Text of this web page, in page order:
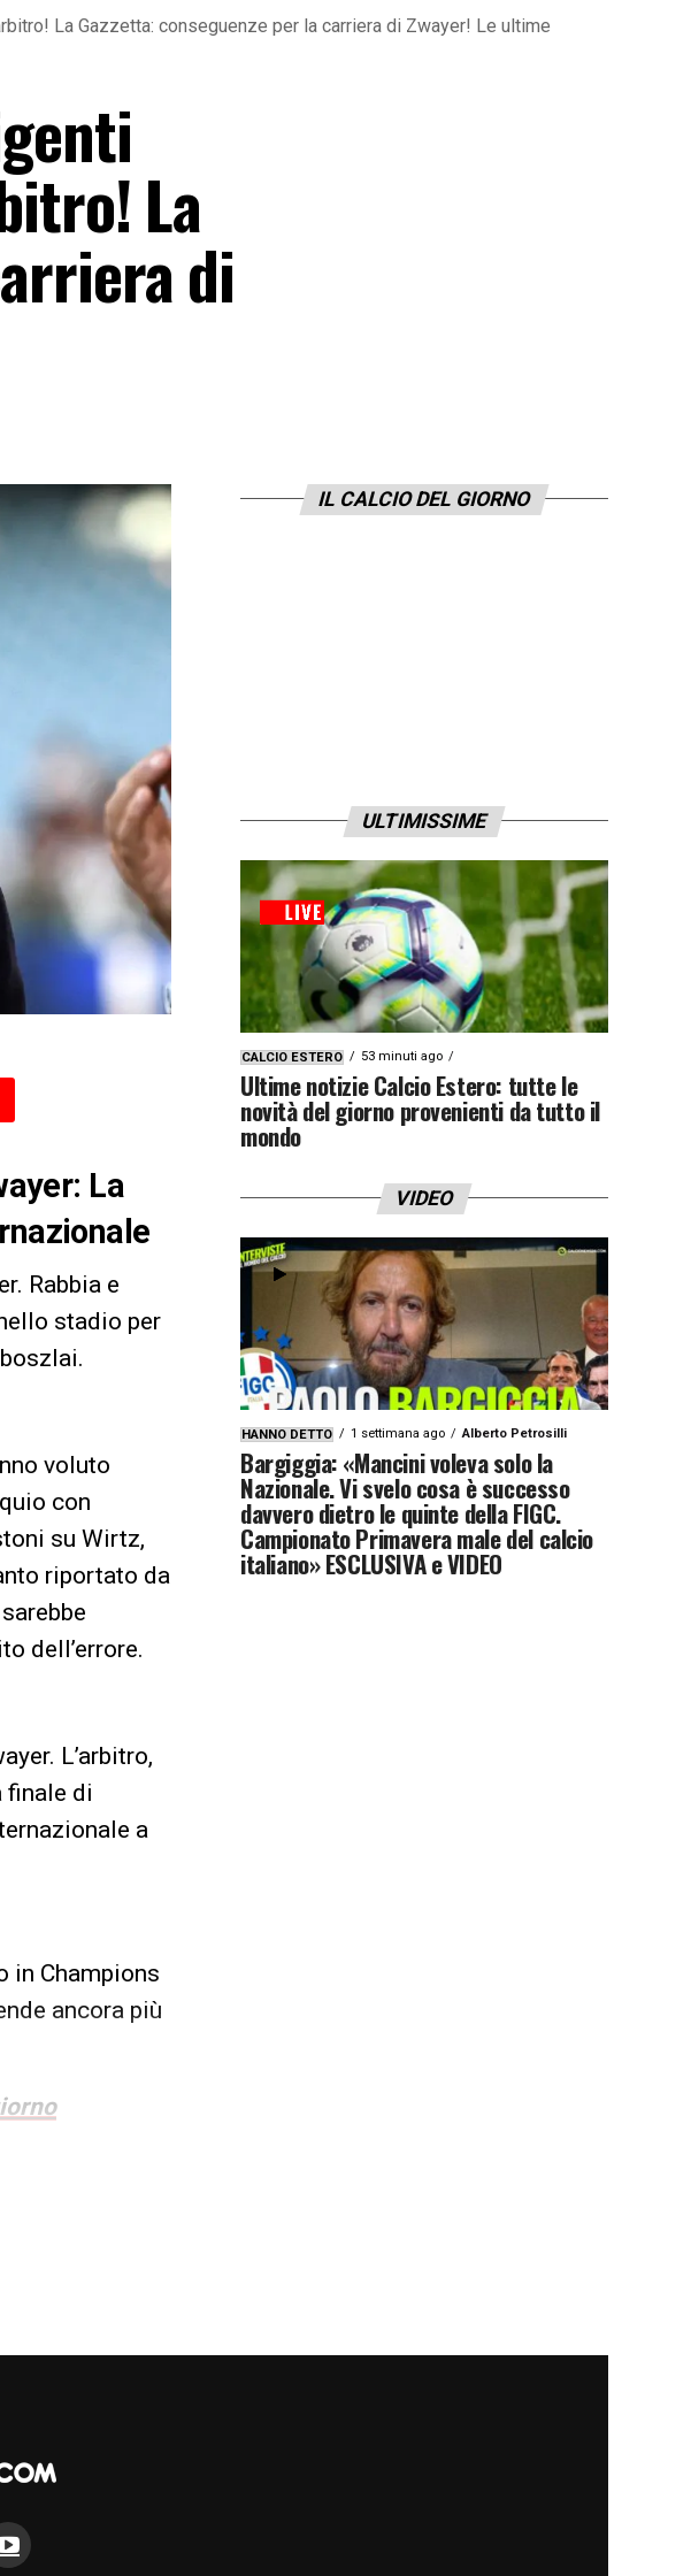
La Gazzetta: conseguenze per la carriera di Zwayer! Le ultime
La
di
La
Rabbia e
stadio per
voluto
con
su Wirtz,
riportato da
dell’errore.
L’arbitro,
finale di
a
in Champions
ancora più
IL CALCIO DEL GIORNO
ULTIMISSIME
CALCIO ESTERO 53 minuti ago
Ultime notizie Calcio Estero: tutte le
novità del giorno provenienti da tutto il
mondo
VIDEO
HANNO DETTO 1 settimana ago Alberto Petrosilli
Bargiggia: «Mancini voleva solo la
Nazionale. Vi svelo cosa è successo
davvero dietro le quinte della FIGC.
Campionato Primavera male del calcio
italiano» ESCLUSIVA e VIDEO